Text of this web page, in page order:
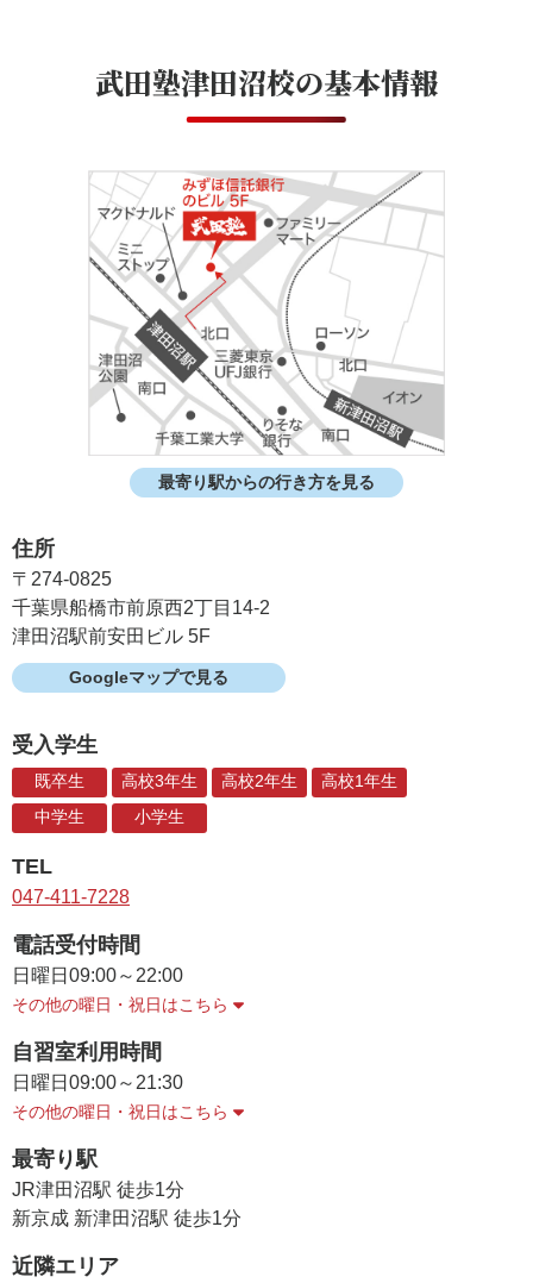
武田塾津田沼校の基本情報
最寄り駅からの行き方を見る
住所
〒274-0825
千葉県船橋市前原西2丁目14-2
津田沼駅前安田ビル 5F
Googleマップで見る
受入学生
既卒生 高校3年生 高校2年生
高校1年生
中学生
小学生
TEL
047-411-7228
電話受付時間
日曜日 09:00～22:00
その他の曜日・祝日はこちら
自習室利用時間
日曜日 09:00～21:30
その他の曜日・祝日はこちら
最寄り駅
JR津田沼駅 徒歩1分
新京成 新津田沼駅 徒歩1分
近隣エリア